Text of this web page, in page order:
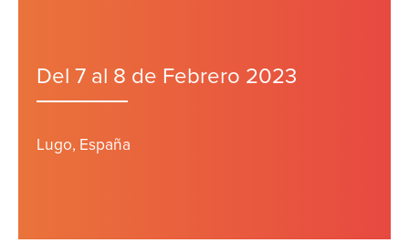
Del 7 al 8 de Febrero 2023
Lugo, España